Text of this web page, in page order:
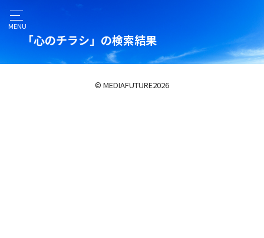
MENU
「心のチラシ」の検索結果
© MEDIAFUTURE2026